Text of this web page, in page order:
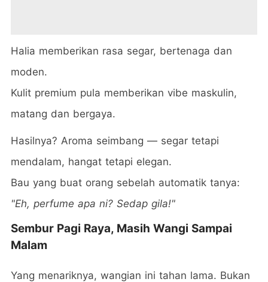
Halia memberikan rasa segar, bertenaga dan
moden.
Kulit premium pula memberikan vibe maskulin,
matang dan bergaya.
Hasilnya? Aroma seimbang — segar tetapi
mendalam, hangat tetapi elegan.
Bau yang buat orang sebelah automatik tanya:
"Eh, perfume apa ni? Sedap gila!"
Sembur Pagi Raya, Masih Wangi Sampai
Malam
Yang menariknya, wangian ini tahan lama. Bukan